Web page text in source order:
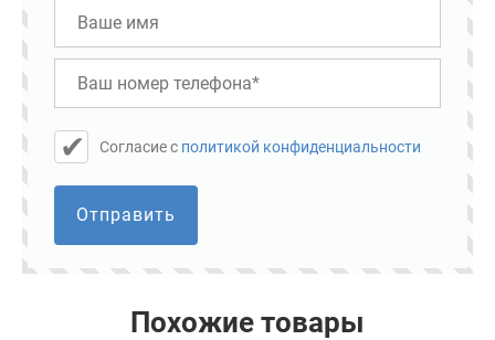
Cогласие с политикой конфиденциальности
Отправить
Похожие товары